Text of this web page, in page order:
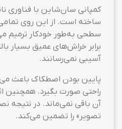
کمپانی سان‌شاین با فناوری
ساخته است. از این روی
سطحی به‌طور خودکار ترمیم
برابر خراش‌های عمیق بسیار
آسیبی نمی‌رسانند.
پایین بودن اصطکاک باعث
راحتی صورت بگیرد. همچنین
آن باقی نمی‌ماند. در
تصویر» را تضمین می‌کند.